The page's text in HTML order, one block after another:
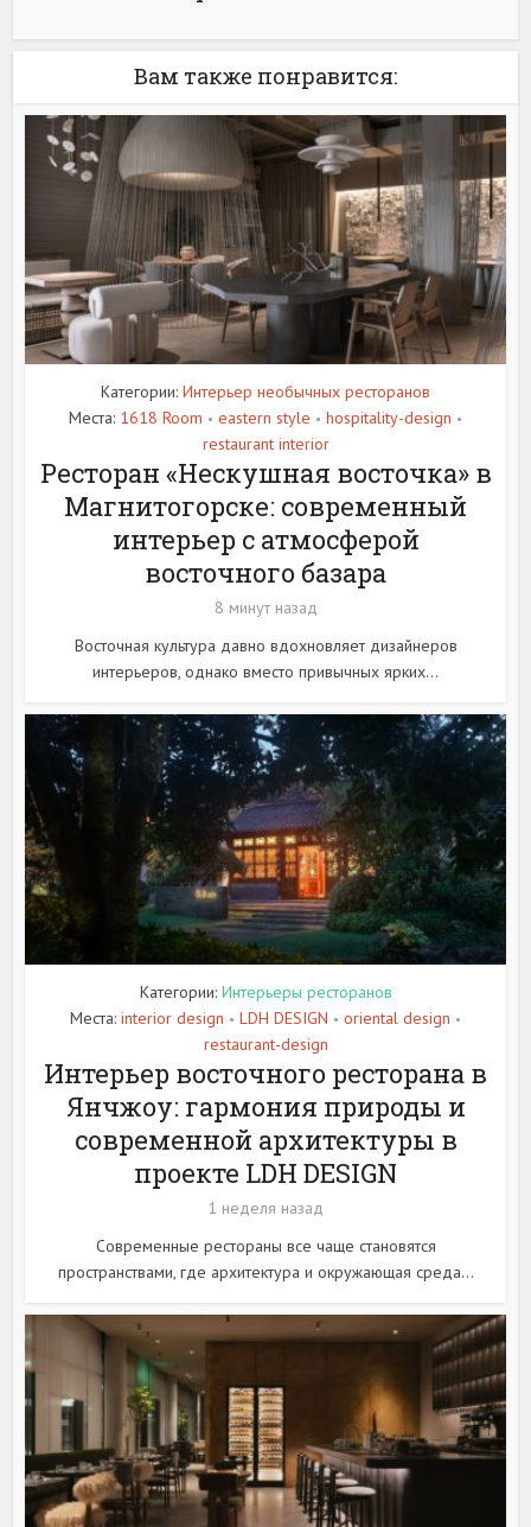
Вам также понравится:
Категории: Интерьер необычных ресторанов
Места: 1618 Room • eastern style • hospitality-design •
restaurant interior
Ресторан «Нескушная восточка» в
Магнитогорске: современный
интерьер с атмосферой
восточного базара
8 минут назад
Восточная культура давно вдохновляет дизайнеров
интерьеров, однако вместо привычных ярких...
Категории: Интерьеры ресторанов
Места: interior design • LDH DESIGN • oriental design •
restaurant-design
Интерьер восточного ресторана в
Янчжоу: гармония природы и
современной архитектуры в
проекте LDH DESIGN
1 неделя назад
Современные рестораны все чаще становятся
пространствами, где архитектура и окружающая среда...